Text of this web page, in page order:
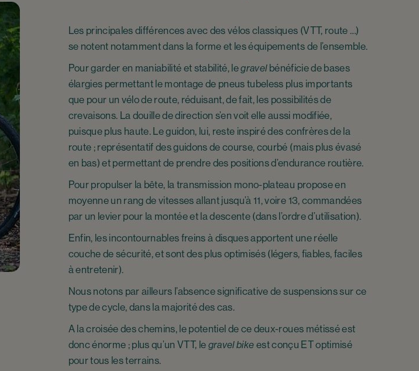
Les principales différences avec des vélos classiques (VTT, route …)
se notent notamment dans la forme et les équipements de l’ensemble.
Pour garder en maniabilité et stabilité, legravelbénéficie de bases
élargies permettant le montage de pneus tubeless plus importants
que pour un vélo de route, réduisant, de fait, les possibilités de
crevaisons. La douille de direction s’en voit elle aussi modifiée,
puisque plus haute. Le guidon, lui, reste inspiré des confrères de la
route ; représentatif des guidons de course, courbé (mais plus évasé
en bas) et permettant de prendre des positions d’endurance routière.
Pour propulser la bête, la transmission mono-plateau propose en
moyenne un rang de vitesses allant jusqu’à 11, voire 13, commandées
par un levier pour la montée et la descente (dans l’ordre d’utilisation).
Enfin, les incontournables freins à disques apportent une réelle
couche de sécurité, et sont des plus optimisés (légers, fiables, faciles
à entretenir).
Nous notons par ailleurs l’absence significative de suspensions sur ce
type de cycle, dans la majorité des cas.
A la croisée des chemins, le potentiel de ce deux-roues métissé est
donc énorme ; plus qu’un VTT, le gravel bike est conçu ET optimisé
pour tous les terrains.